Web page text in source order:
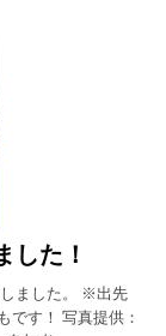
した！
ました。 ※出先
です！ 写真提供：